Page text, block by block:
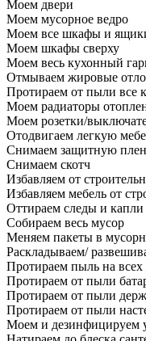
Моем двери
Моем мусорное ведро
Моем все шкафы и
Моем шкафы сверху
Моем весь кухонный
Отмываем жировые
Протираем от пыли все
Моем радиаторы
Моем розетки/
Отодвигаем легкую
Снимаем защитную
Снимаем скотч
Избавляем от
Избавляем мебель от
Оттираем следы и капли
Собираем весь мусор
Меняем пакеты в
Раскладываем/
Протираем пыль на
Протираем от пыли
Протираем от пыли
Протираем от пыли
Моем и дезинфицируем